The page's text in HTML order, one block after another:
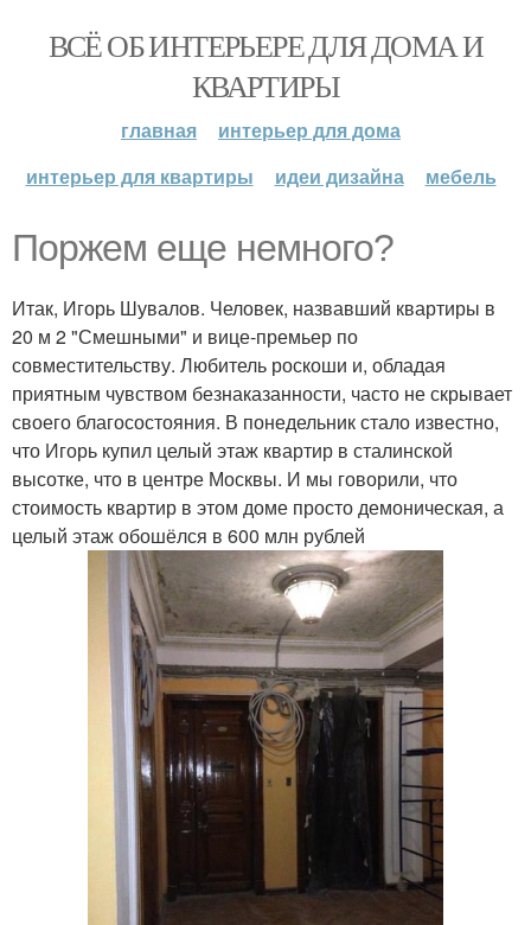
ВСЁ ОБ ИНТЕРЬЕРЕ ДЛЯ ДОМА И
КВАРТИРЫ
главная
интерьер для дома
интерьер для квартиры
идеи дизайна мебель
Поржем еще немного?
Итак, Игорь Шувалов. Человек, назвавший квартиры в
20 м 2 "Смешными" и вице-премьер по
совместительству. Любитель роскоши и, обладая
приятным чувством безнаказанности, часто не скрывает
своего благосостояния. В понедельник стало известно,
что Игорь купил целый этаж квартир в сталинской
высотке, что в центре Москвы. И мы говорили, что
стоимость квартир в этом доме просто демоническая, а
целый этаж обошёлся в 600 млн рублей